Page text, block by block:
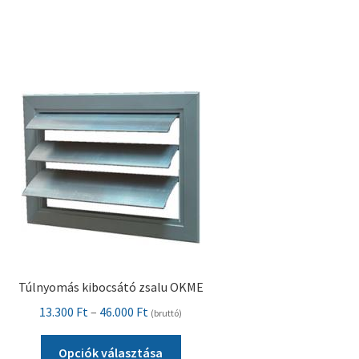
változatok
a
Túlnyomás kibocsátó zsalu OKME
13.300 Ft – 46.000 Ft Ártartomány:
-
(bruttó)
Opciók választása